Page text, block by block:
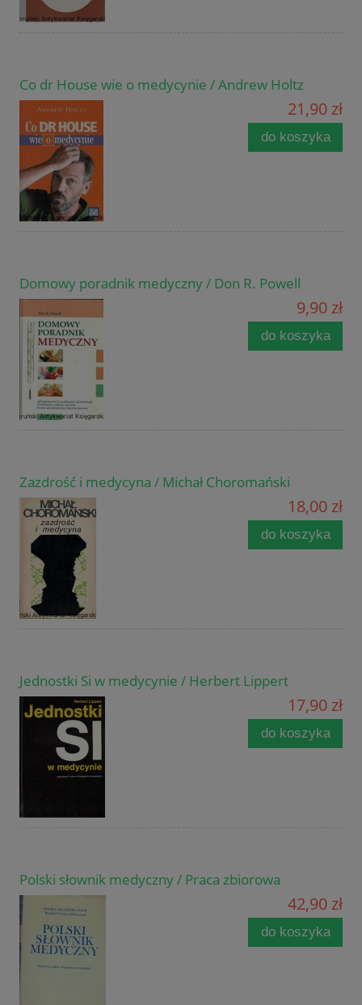
Co dr House wie o medycynie / Andrew Holtz
21,90 zł
do koszyka
Domowy poradnik medyczny / Don R. Powell
9,90 zł
do koszyka
Zazdrość i medycyna / Michał Choromański
18,00 zł
do koszyka
Jednostki Si w medycynie / Herbert Lippert
17,90 zł
do koszyka
Polski słownik medyczny / Praca zbiorowa
42,90 zł
do koszyka